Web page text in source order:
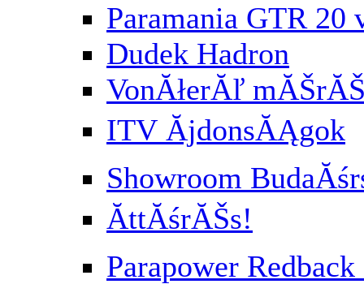
Paramania GTR 20
Dudek Hadron
VonĂłerĂľ
ITV ĂjdonsĂĄgok
Showroom
ĂttĂśrĂŠs!
Parapower